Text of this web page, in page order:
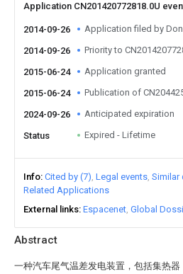
Abstract
一种汽车尾气温差发电装置，包括集热
Application CN201420772818.0U
2014-09-26 Application filed by
2014-09-26 Priority to
2015-06-24 Application granted
2015-06-24 Publication of
2024-09-26 Anticipated expiration
Status Expired - Lifetime
Info Cited by (7) Legal events Similar
Related Applications
External links Espacenet Global